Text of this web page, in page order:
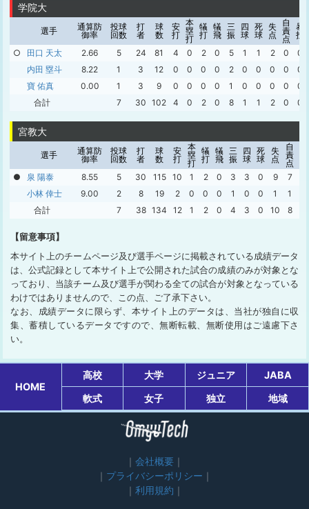
学院大
選手
通算防
御率
投球
回数
打
者
球
数
安
打
本
塁
打
犠
打
犠
飛
三
振
四
球
死
球
失
点
自
責
点
暴
投
○
田口 天太 2.66 5 24 81 4 0 2 0 5 1 1 2 0
0
内田 塁斗
8.22 1 3 12 0 0 0 0 2 0 0 0 0
0
寶 佑真
0.00 1 3 9 0 0 0 0 1 0 0 0 0
0
合計
7 30 102 4 0 2 0 8 1 1 2 0 0
宮教大
選手
通算防
御率
投球
回数
打
者
球
数
安
打
本
塁
打
犠
打
犠
飛
三
振
四
球
死
球
失
点
自
責
点
●
泉 陽泰 8.55 5 30 115 10 1 2 0 3 3 0 9 7
小林 倖士
9.00 2 8 19 2 0 0 0 1 0 0 1 1
合計
7 38 134 12 1 2 0 4 3 0 10 8
【留意事項】
本サイト上のチームページ及び選手ページに掲載されている成績データ
は、公式記録として本サイト上で公開された試合の成績のみが対象とな
っており、当該チーム及び選手が関わる全ての試合が対象となっている
わけではありませんので、この点、ご了承下さい。
なお、成績データに限らず、本サイト上のデータは、当社が独自に収
集、蓄積しているデータですので、無断転載、無断使用はご遠慮下さ
い。
HOME
高校 大学 ジュニア
JABA
軟式
女子 独立 地域
会社概要
プライバシーポリシー
利用規約